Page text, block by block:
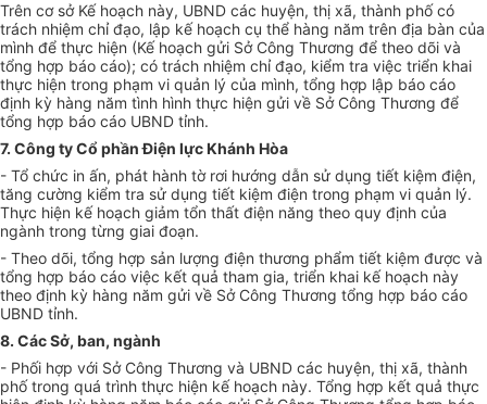
Trên cơ sở Kế hoạch này, UBND các huyện, thị xã, thành phố có
trách nhiệm chỉ đạo, lập kế hoạch cụ thể hàng năm trên địa bàn của
mình để thực hiện (Kế hoạch gửi Sở Công Thương để theo dõi và
tổng hợp báo cáo); có trách nhiệm chỉ đạo, kiểm tra việc triển khai
thực hiện trong phạm vi quản lý của mình, tổng hợp lập báo cáo
định kỳ hàng năm tình hình thực hiện gửi về Sở Công Thương để
tổng hợp báo cáo UBND tỉnh.
7. Công ty Cổ phần Điện lực Khánh Hòa
- Tổ chức in ấn, phát hành tờ rơi hướng dẫn sử dụng tiết kiệm điện,
tăng cường kiểm tra sử dụng tiết kiệm điện trong phạm vi quản lý.
Thực hiện kế hoạch giảm tổn thất điện năng theo quy định của
ngành trong từng giai đoạn.
- Theo dõi, tổng hợp sản lượng điện thương phẩm tiết kiệm được và
tổng hợp báo cáo việc kết quả tham gia, triển khai kế hoạch này
theo định kỳ hàng năm gửi về Sở Công Thương tổng hợp báo cáo
UBND tỉnh.
8. Các Sở, ban, ngành
- Phối hợp với Sở Công Thương và UBND các huyện, thị xã, thành
phố trong quá trình thực hiện kế hoạch này. Tổng hợp kết quả thực